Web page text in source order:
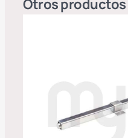
Otros productos